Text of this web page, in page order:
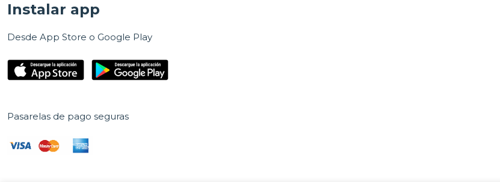
Instalar app
Desde App Store o Google Play
Pasarelas de pago seguras